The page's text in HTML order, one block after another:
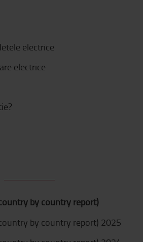
electrice
electrice
by country report)
by country report) 2025